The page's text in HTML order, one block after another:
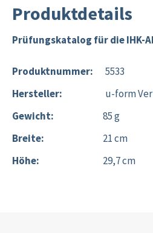
Produktdetails
Prüfungskatalog für die IHK-
Produktnummer:
Hersteller:
5533
u-form
Gewicht:
Breite:
Höhe:
85 g
21 cm
29,7 cm